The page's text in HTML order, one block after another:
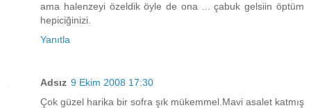
ama halenzeyi özeldik öyle de ona ... çabuk gelsiin öptüm
hepiciğinizi.
Yanıtla
Adsız 9 Ekim 2008 17:30
Çok güzel harika bir sofra şık mükemmel.Mavi asalet katmış